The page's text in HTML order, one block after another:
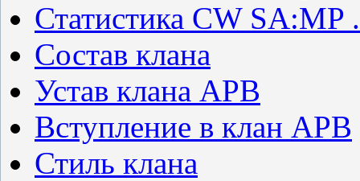
Статистика CW SA:MP
Состав клана
Устав клана APB
Вступление в клан APB
Стиль клана